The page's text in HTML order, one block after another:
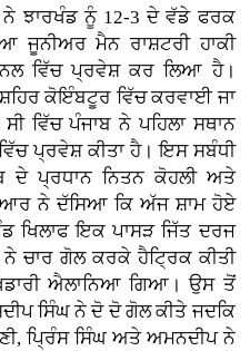
ਝਾਰਖੰਡ ਨੂੰ 12-3 ਦੇ ਵੱਡੇ ਫਰਕ
ਜੂਨੀਅਰ ਮੈਨ ਰਾਸ਼ਟਰੀ ਹਾਕੀ
ਵਿੱਚ ਪ੍ਰਵੇਸ਼ ਕਰ ਲਿਆ ਹੈ।
ਕੋਇੰਬਟੂਰ ਵਿੱਚ ਕਰਵਾਈ ਜਾ
ਵਿੱਚ ਪੰਜਾਬ ਨੇ ਪਹਿਲਾ ਸਥਾਨ
ਪ੍ਰਵੇਸ਼ ਕੀਤਾ ਹੈ। ਇਸ ਸਬੰਧੀ
ਦੇ ਪ੍ਰਧਾਨ ਨਿਤਨ ਕੋਹਲੀ ਅਤੇ
ਨੇ ਦੱਸਿਆ ਕਿ ਅੱਜ ਸ਼ਾਮ ਹੋਏ
ਖਿਲਾਫ ਇਕ ਪਾਸੜ ਜਿੱਤ ਦਰਜ
ਚਾਰ ਗੋਲ ਕਰਕੇ ਹੈਟ੍ਰਿਕ ਕੀਤੀ
ਐਲਾਨਿਆ ਗਿਆ। ਉਸ ਤੋਂ
ਸਿੰਘ ਨੇ ਦੋ ਦੋ ਗੋਲ ਕੀਤੇ ਜਦਕਿ
ਪ੍ਰਿੰਸ ਸਿੰਘ ਅਤੇ ਅਮਨਦੀਪ ਨੇ